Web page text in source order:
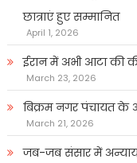
छात्राएं हुए सम्मानित
April 1, 2026
ईरान में अभी आटा की
March 23, 2026
बिक्रम नगर पंचायत के
March 21, 2026
जब-जब संसार में अन्याय,